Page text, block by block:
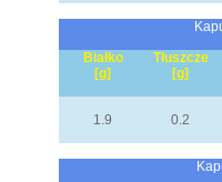
Białko
[g]
Tłuszcze
[g]
1.9 0.2